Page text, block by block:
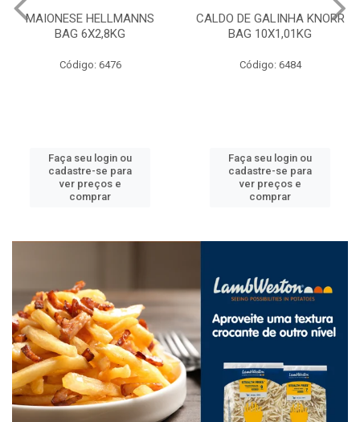
MAIONESE HELLMANNS
BAG 6X2,8KG
Código: 6476
Faça seu login ou
cadastre-se para
ver preços e
comprar
CALDO DE GALINHA KNORR
BAG 10X1,01KG
Código: 6484
Faça seu login ou
cadastre-se para
ver preços e
comprar